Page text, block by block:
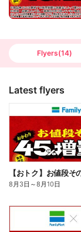
Flyers(14)
Latest flyers
8月3日 ～8月10日